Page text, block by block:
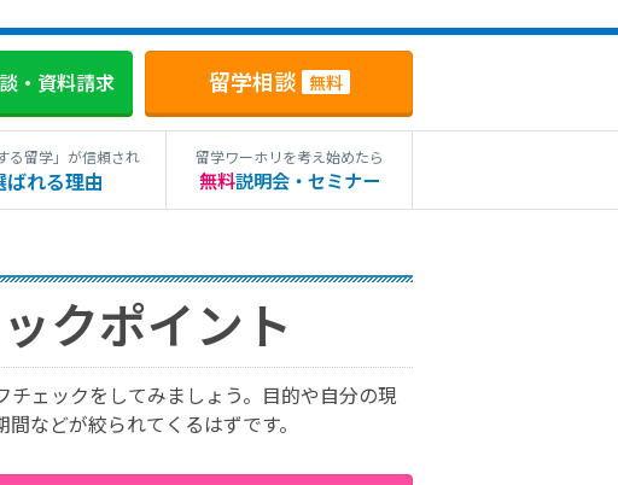
・資料請求 留学相談 無料
る留学」が信頼され
ばれる理由
留学ワーホリを考え始めたら
無料説明会・セミナー
クポイント
ェックをしてみましょう。目的や自分の現
などが絞られてくるはずです。